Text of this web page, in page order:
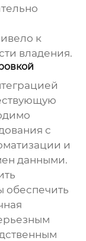
к
владения.
с
и
данными.
обеспечить